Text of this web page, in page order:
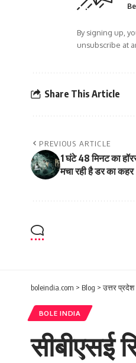
By signing up,
unsubscribe at
Share This Article
PREVIOUS ARTICLE
1 घंटे 48 मिनट का
मचा रही है डर का कहर
boleindia.com > Blog >उत्तर प्रदेश
BOLE INDIA
सीबीएसई